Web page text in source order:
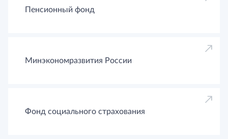
Пенсионный фонд
Минэкономразвития России
Фонд социального страхования